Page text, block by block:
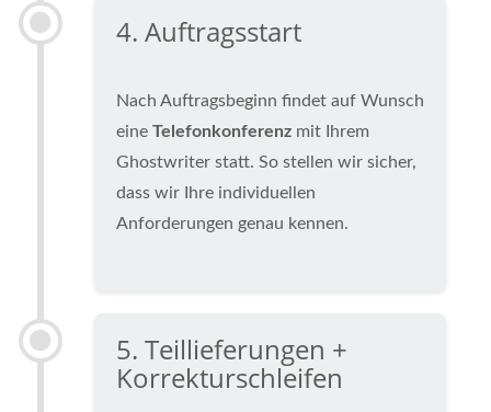
4. Auftragsstart
Nach Auftragsbeginn findet auf Wunsch
eine Telefonkonferenz mit Ihrem
Ghostwriter statt. So stellen wir sicher,
dass wir Ihre individuellen
Anforderungen genau kennen.
5. Teillieferungen +
Korrekturschleifen